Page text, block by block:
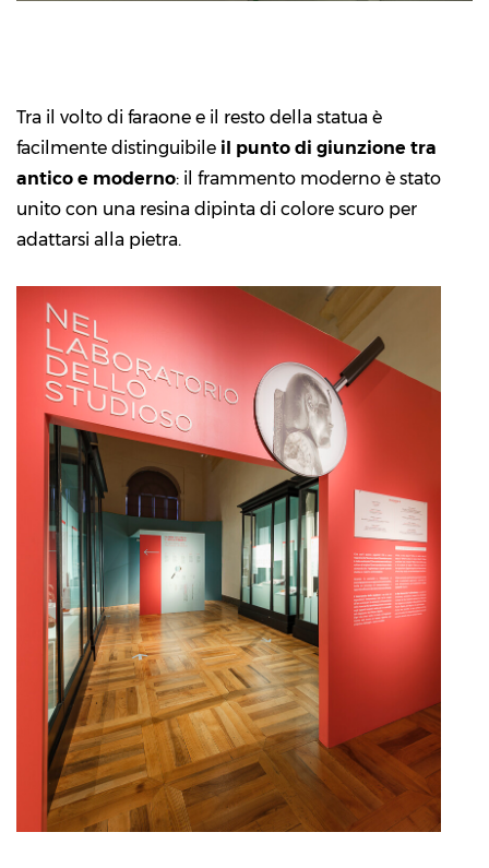
Tra il volto di faraone e il resto della statua è
facilmente distinguibile il punto di giunzione tra
antico e moderno: il frammento moderno è stato
unito con una resina dipinta di colore scuro per
adattarsi alla pietra.